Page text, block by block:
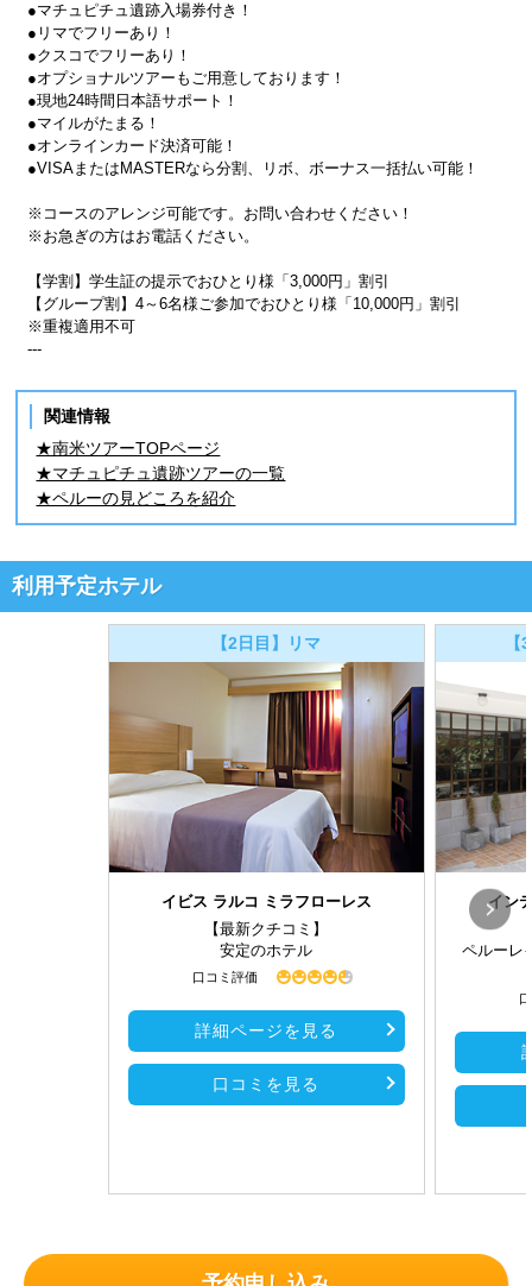
●マチュピチュ遺跡入場券付き！
●リマでフリーあり！
●クスコでフリーあり！
●オプショナルツアーもご用意しております！
●現地24時間日本語サポート！
●マイルがたまる！
●オンラインカード決済可能！
●VISAまたはMASTERなら分割、リボ、ボーナス一括払い可能！
※コースのアレンジ可能です。お問い合わせください！
※お急ぎの方はお電話ください。
【学割】学生証の提示でおひとり様「3,000円」割引
【グループ割】4～6名様ご参加でおひとり様「10,000円」割引
※重複適用不可
---
関連情報
★南米ツアーTOPページ
★マチュピチュ遺跡ツアーの一覧
★ペルーの見どころを紹介
利用予定ホテル
【2日目】リマ
イビス ラルコ ミラフローレス
【最新クチコミ】
安定のホテル
口コミ評価
詳細ページを見る
口コミを見る
イン
ペルーレ